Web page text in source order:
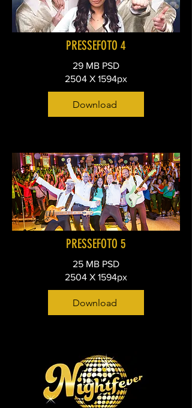
PRESSEFOTO 4
29 MB PSD
2504 X 1594px
Download
PRESSEFOTO 5
25 MB PSD
2504 X 1594px
Download